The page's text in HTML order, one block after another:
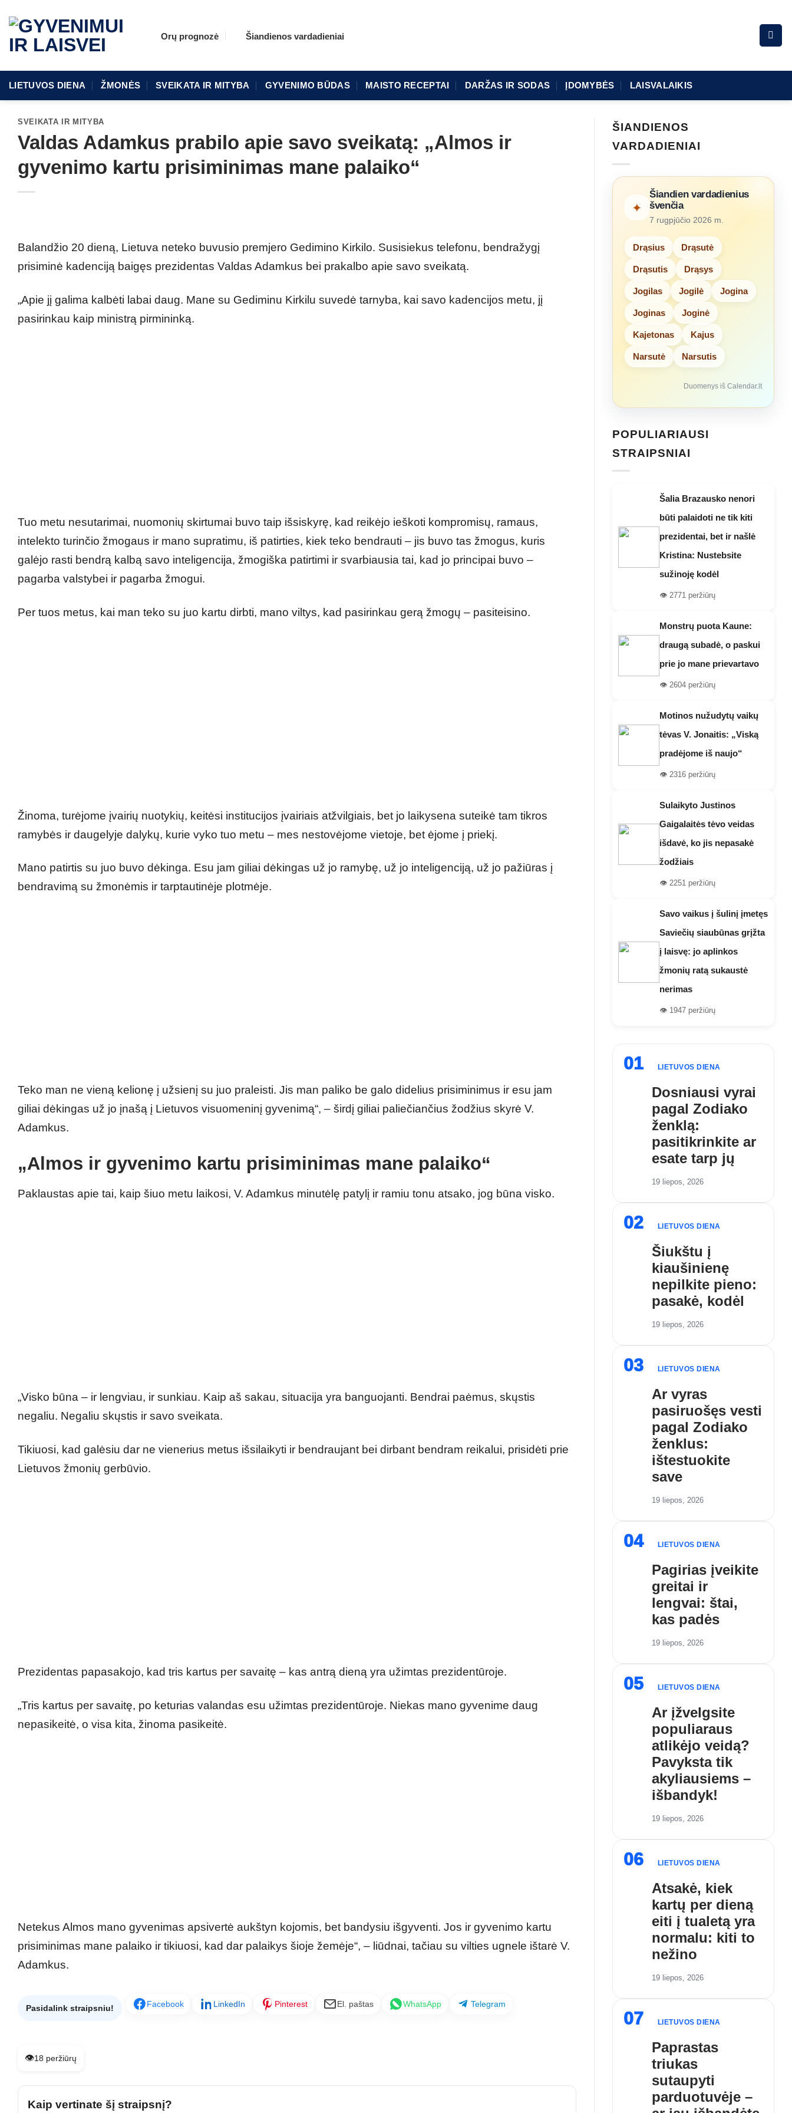
content
Orų prognozė Šiandienos vardadieniai
LIETUVOS DIENA ŽMONĖS SVEIKATA IR MITYBA GYVENIMO BŪDAS MAISTO RECEPTAI DARŽAS IR SODAS ĮDOMYBĖS LAISVALAIKIS
SVEIKATA IR MITYBA
Valdas Adamkus prabilo apie savo sveikatą: „Almos ir
gyvenimo kartu prisiminimas mane palaiko“
Balandžio 20 dieną, Lietuva neteko buvusio premjero Gedimino Kirkilo. Susisiekus telefonu, bendražygį
prisiminė kadenciją baigęs prezidentas Valdas Adamkus bei prakalbo apie savo sveikatą.
„Apie jį galima kalbėti labai daug. Mane su Gediminu Kirkilu suvedė tarnyba, kai savo kadencijos metu, jį
pasirinkau kaip ministrą pirmininką.
Tuo metu nesutarimai, nuomonių skirtumai buvo taip išsiskyrę, kad reikėjo ieškoti kompromisų, ramaus,
intelekto turinčio žmogaus ir mano supratimu, iš patirties, kiek teko bendrauti – jis buvo tas žmogus, kuris
galėjo rasti bendrą kalbą savo inteligencija, žmogiška patirtimi ir svarbiausia tai, kad jo principai buvo –
pagarba valstybei ir pagarba žmogui.
Per tuos metus, kai man teko su juo kartu dirbti, mano viltys, kad pasirinkau gerą žmogų – pasiteisino.
Žinoma, turėjome įvairių nuotykių, keitėsi institucijos įvairiais atžvilgiais, bet jo laikysena suteikė tam tikros
ramybės ir daugelyje dalykų, kurie vyko tuo metu – mes nestovėjome vietoje, bet ėjome į priekį.
Mano patirtis su juo buvo dėkinga. Esu jam giliai dėkingas už jo ramybę, už jo inteligenciją, už jo pažiūras į
bendravimą su žmonėmis ir tarptautinėje plotmėje.
Teko man ne vieną kelionę į užsienį su juo praleisti. Jis man paliko be galo didelius prisiminimus ir esu jam
giliai dėkingas už jo įnašą į Lietuvos visuomeninį gyvenimą“, – širdį giliai paliečiančius žodžius skyrė V.
Adamkus.
„Almos ir gyvenimo kartu prisiminimas mane palaiko“
Paklaustas apie tai, kaip šiuo metu laikosi, V. Adamkus minutėlę patylį ir ramiu tonu atsako, jog būna visko.
„Visko būna – ir lengviau, ir sunkiau. Kaip aš sakau, situacija yra banguojanti. Bendrai paėmus, skųstis
negaliu. Negaliu skųstis ir savo sveikata.
Tikiuosi, kad galėsiu dar ne vienerius metus išsilaikyti ir bendraujant bei dirbant bendram reikalui, prisidėti prie
Lietuvos žmonių gerbūvio.
Prezidentas papasakojo, kad tris kartus per savaitę – kas antrą dieną yra užimtas prezidentūroje.
„Tris kartus per savaitę, po keturias valandas esu užimtas prezidentūroje. Niekas mano gyvenime daug
nepasikeitė, o visa kita, žinoma pasikeitė.
Netekus Almos mano gyvenimas apsivertė aukštyn kojomis, bet bandysiu išgyventi. Jos ir gyvenimo kartu
prisiminimas mane palaiko ir tikiuosi, kad dar palaikys šioje žemėje“, – liūdnai, tačiau su vilties ugnele ištarė V.
Adamkus.
Pasidalink straipsniu! Facebook LinkedIn Pinterest El. paštas WhatsApp Telegram
👁️18 peržiūrų
Kaip vertinate šį straipsnį?
ŠIANDIENOS
VARDADIENIAI
✦
Šiandien vardadienius
švenčia
7 rugpjūčio 2026 m.
Drąsius Drąsutė
Drąsutis Drąsys
Jogilas Jogilė Jogina
Joginas Joginė
Kajetonas Kajus
Narsutė Narsutis
Duomenys iš Calendar.lt
POPULIARIAUSI
STRAIPSNIAI
Šalia Brazausko nenori
būti palaidoti ne tik kiti
prezidentai, bet ir našlė
Kristina: Nustebsite
sužinoję kodėl
👁️ 2771 peržiūrų
Monstrų puota Kaune:
draugą subadė, o paskui
prie jo mane prievartavo
👁️ 2604 peržiūrų
Motinos nužudytų vaikų
tėvas V. Jonaitis: „Viską
pradėjome iš naujo“
👁️ 2316 peržiūrų
Sulaikyto Justinos
Gaigalaitės tėvo veidas
išdavė, ko jis nepasakė
žodžiais
👁️ 2251 peržiūrų
Savo vaikus į šulinį įmetęs
Saviečių siaubūnas grįžta
į laisvę: jo aplinkos
žmonių ratą sukaustė
nerimas
👁️ 1947 peržiūrų
01 LIETUVOS DIENA
Dosniausi vyrai
pagal Zodiako
ženklą:
pasitikrinkite ar
esate tarp jų
19 liepos, 2026
02 LIETUVOS DIENA
Šiukštu į
kiaušinienę
nepilkite pieno:
pasakė, kodėl
19 liepos, 2026
03 LIETUVOS DIENA
Ar vyras
pasiruošęs vesti
pagal Zodiako
ženklus:
ištestuokite
save
19 liepos, 2026
04 LIETUVOS DIENA
Pagirias įveikite
greitai ir
lengvai: štai,
kas padės
19 liepos, 2026
05 LIETUVOS DIENA
Ar įžvelgsite
populiaraus
atlikėjo veidą?
Pavyksta tik
akyliausiems –
išbandyk!
19 liepos, 2026
06 LIETUVOS DIENA
Atsakė, kiek
kartų per dieną
eiti į tualetą yra
normalu: kiti to
nežino
19 liepos, 2026
07 LIETUVOS DIENA
Paprastas
triukas
sutaupyti
parduotuvėje –